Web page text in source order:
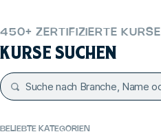
450+ ZERTIFIZIERTE KURSE
KURSE SUCHEN
BELIEBTE KATEGORIEN